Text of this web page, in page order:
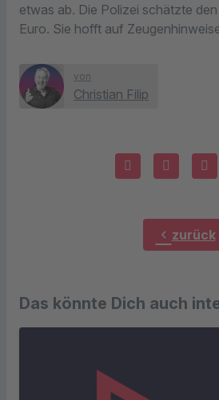
etwas ab. Die Polizei schätzte
Euro. Sie hofft auf
von
Christian Filip
chevron_left zurück
Das könnte Dich auch